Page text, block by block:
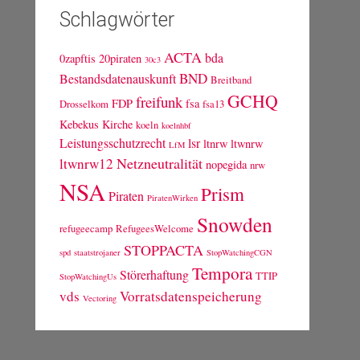
Schlagwörter
0zapftis 20piraten 30c3 ACTAbda
BestandsdatenauskunftBND Breitband
Drosselkom FDP freifunk fsa fsa13 GCHQ
Kebekus Kirche koeln koelnhbf
Leistungsschutzrecht LfM lsr ltnrw ltwnrw
ltwnrw12 Netzneutralität nopegida nrw
NSAPiraten PiratenWirken Prism
refugeecamp RefugeesWelcome Snowden
spd staatstrojaner STOPPACTA StopWatchingCGN
StopWatchingUs StörerhaftungTempora TTIP
vds Vectoring Vorratsdatenspeicherung